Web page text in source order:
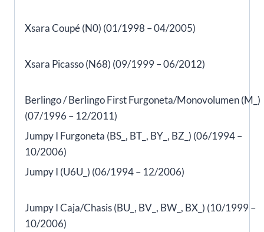
Xsara Coupé (N0) (01/1998 – 04/2005)
Xsara Picasso (N68) (09/1999 – 06/2012)
Berlingo / Berlingo First Furgoneta/Monovolumen (M_)
(07/1996 – 12/2011)
Jumpy I Furgoneta (BS_, BT_, BY_, BZ_) (06/1994 –
10/2006)
Jumpy I (U6U_) (06/1994 – 12/2006)
Jumpy I Caja/Chasis (BU_, BV_, BW_, BX_) (10/1999 –
10/2006)